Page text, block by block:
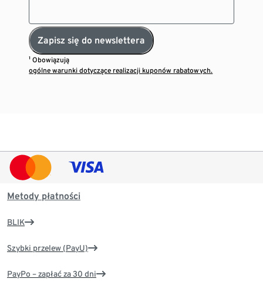
Zapisz się do newslettera
¹ Obowiązują
ogólne warunki dotyczące realizacji kuponów rabatowych.
Metody płatności
BLIK
Szybki przelew (PayU)
PayPo – zapłać za 30 dni